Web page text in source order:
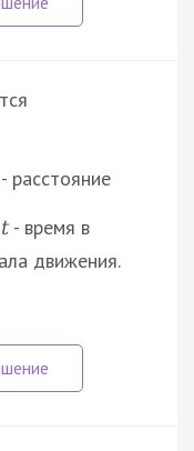
расстояние
t - время в
движения.